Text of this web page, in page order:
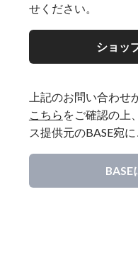
せください。
ショッ
上記のお問い合わせ
こちら をご確認の上
ス提供元のBASE宛
BASE